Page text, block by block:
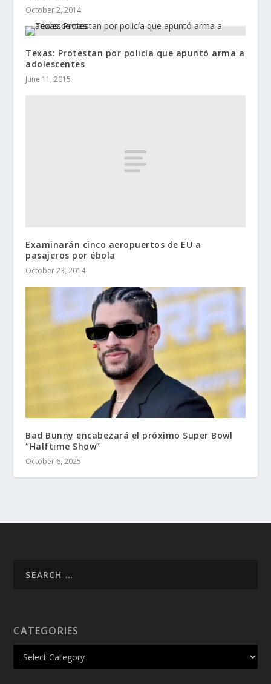
October 2, 2014
Texas: Protestan por policía que apuntó arma a
adolescentes
June 11, 2015
Examinarán cinco aeropuertos de EU a
pasajeros por ébola
October 23, 2014
Bad Bunny encabezará el próximo Super Bowl
“Halftime Show”
October 6, 2025
CATEGORIES